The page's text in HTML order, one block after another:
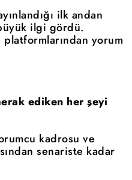
ilk andan
ilgi gördü.
platformlarından yorum
ediken her şeyi
kadrosu ve
senariste kadar